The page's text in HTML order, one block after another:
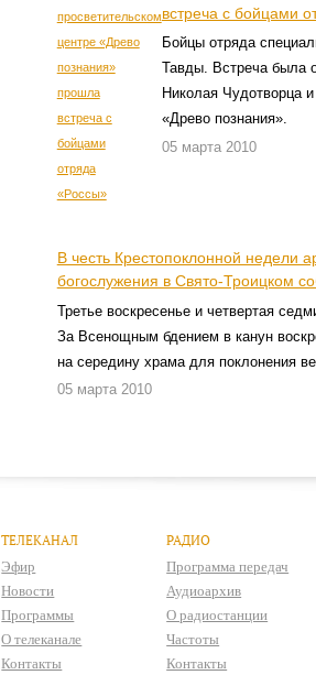
встреча с бойцами
Бойцы отряда
Тавды. Встреча была
Николая Чудотворца
«Древо познания».
05 марта 2010
В честь Крестопоклонной недели
богослужения в Свято-Троицком
Третье воскресенье и четвертая
За Всенощным бдением в канун
на середину храма для поклонения
05 марта 2010
ТЕЛЕКАНАЛ
Эфир
Новости
Программы
О телеканале
Контакты
РАДИО
Программа передач
Аудиоархив
О радиостанции
Частоты
Контакты